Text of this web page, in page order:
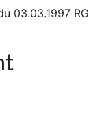
03.03.1997 RG